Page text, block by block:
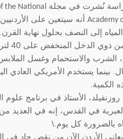
نُشرت في مجلة the National
Academy أنه سيتعين على
إلى النصف بحلول نهاية
الشرب والاستحمام وغسل
الكمية.
روزنفيلد، الأستاذ في برنامج علوم
في القدس، إنه في العديد من
بالضرورة كل يوم.\
الأردن الآن من نقص حاد في